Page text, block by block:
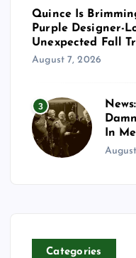
Quince Is
Purple Designer-
Unexpected Fall
August 7, 2026
3
In
Categories